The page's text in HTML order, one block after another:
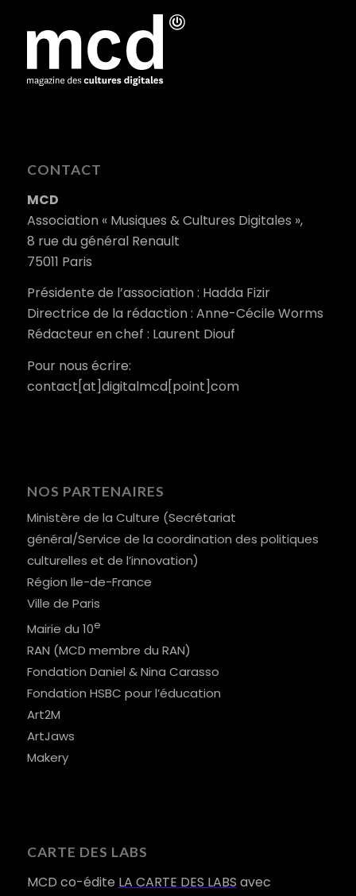
CONTACT
MCD
Association « Musiques & Cultures Digitales »,
8 rue du général Renault
75011 Paris
Présidente de l’association : Hadda Fizir
Directrice de la rédaction : Anne-Cécile Worms
Rédacteur en chef : Laurent Diouf
Pour nous écrire:
contact[at]digitalmcd[point]com
NOS PARTENAIRES
Ministère de la Culture (Secrétariat
général/Service de la coordination des politiques
culturelles et de l’innovation)
Région Ile-de-France
Ville de Paris
Mairie du 10e
RAN (MCD membre du RAN)
Fondation Daniel & Nina Carasso
Fondation HSBC pour l’éducation
Art2M
ArtJaws
Makery
CARTE DES LABS
MCD co-édite LA CARTE DES LABS avec